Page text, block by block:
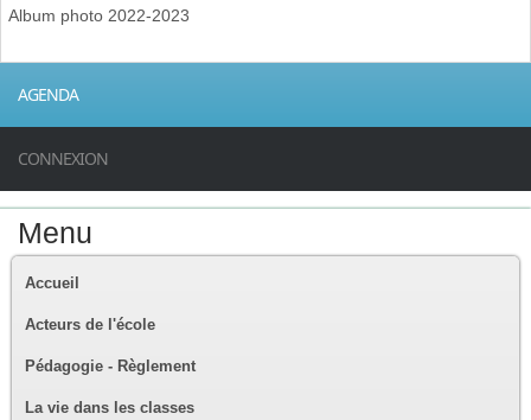
Album photo 2022-2023
AGENDA
CONNEXION
Menu
Accueil
Acteurs de l'école
Pédagogie - Règlement
La vie dans les classes